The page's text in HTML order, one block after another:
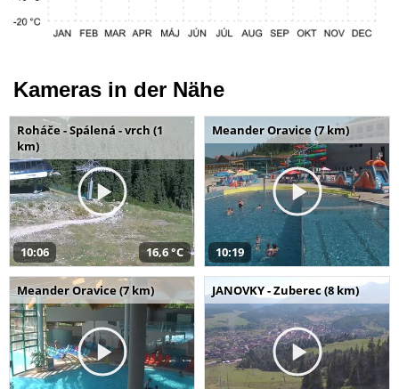
Kameras in der Nähe
Roháče - Spálená - vrch (1
km)
10:06 16,6 °C
Meander Oravice (7 km)
10:19
Meander Oravice (7 km) JANOVKY - Zuberec (8 km)